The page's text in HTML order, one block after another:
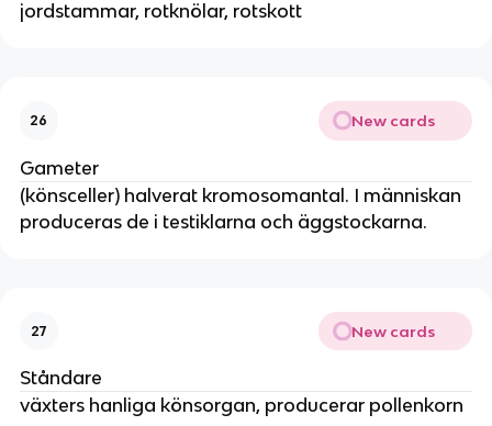
jordstammar, rotknölar, rotskott
26 New cards
Gameter
(könsceller) halverat kromosomantal. I människan
produceras de i testiklarna och äggstockarna.
27 New cards
Ståndare
växters hanliga könsorgan, producerar pollenkorn